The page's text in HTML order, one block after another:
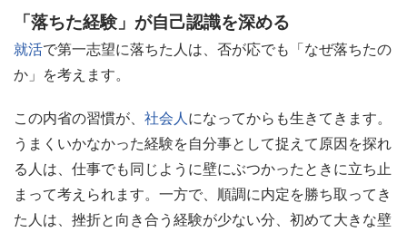
「落ちた経験」が自己認識を深める
就活で第一志望に落ちた人は、否が応でも「なぜ落ちたの
か」を考えます。
この内省の習慣が、 社会人になってからも生きてきます。
うまくいかなかった経験を自分事として捉えて原因を探れ
る人は、仕事でも同じように壁にぶつかったときに立ち止
まって考えられます。一方で、順調に内定を勝ち取ってき
た人は、挫折と向き合う経験が少ない分、初めて大きな壁